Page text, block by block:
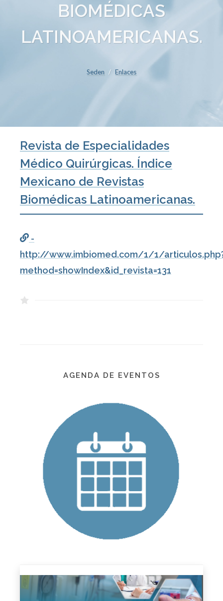
BIOMÉDICAS
LATINOAMERICANAS.
Seden Enlaces
Revista de Especialidades
Médico Quirúrgicas. Índice
Mexicano de Revistas
Biomédicas Latinoamericanas.
-
http://www.imbiomed.com/1/1/
method=showIndex&id_revista=131
AGENDA DE EVENTOS